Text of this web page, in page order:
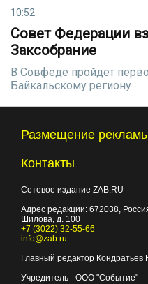
10:52
Совет Федерации
Заксобрание
В Совфеде пройдёт
Байкальскому региону
Размещение
Контакты
Сетевое издание ZAB.RU
Адрес редакции: 672038,
Шилова, д. 100
+7 (3022) 32-55-66
info@zab.ru
Главный редактор Кондратьев
Учредитель - ООО "Событие"